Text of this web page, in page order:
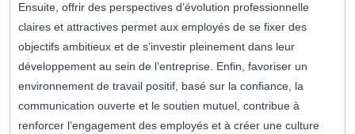
Ensuite, offrir des perspectives d’évolution professionnelle
claires et attractives permet aux employés de se fixer des
objectifs ambitieux et de s’investir pleinement dans leur
développement au sein de l’entreprise. Enfin, favoriser un
environnement de travail positif, basé sur la confiance, la
communication ouverte et le soutien mutuel, contribue à
renforcer l’engagement des employés et à créer une culture